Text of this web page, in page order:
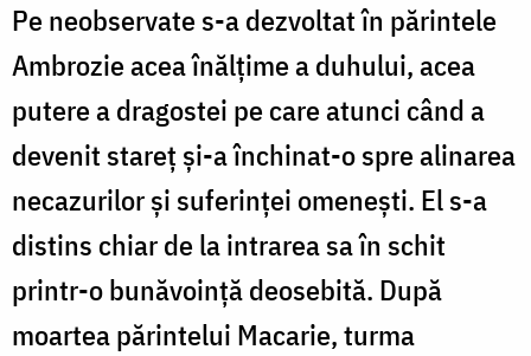
Pe neobservate s-a dezvoltat în părintele
Ambrozie acea înălțime a duhului, acea
putere a dragostei pe care atunci când a
devenit stareț și-a închinat-o spre alinarea
necazurilor și suferinței omenești. El s-a
distins chiar de la intrarea sa în schit
printr-o bunăvoință deosebită. După
moartea părintelui Macarie, turma